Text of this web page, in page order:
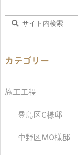
カテゴリー
施工工程
豊島区C様邸
中野区MO様邸